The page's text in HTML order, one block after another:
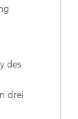
des
drei